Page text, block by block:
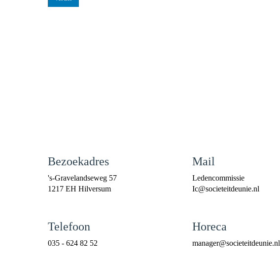
Bezoekadres
's-Gravelandseweg 57
1217 EH Hilversum
Telefoon
035 - 624 82 52
Mail
Ledencommissie
cI@societeitdeunie.nl
Horeca
reganam@societeitdeunie.nl